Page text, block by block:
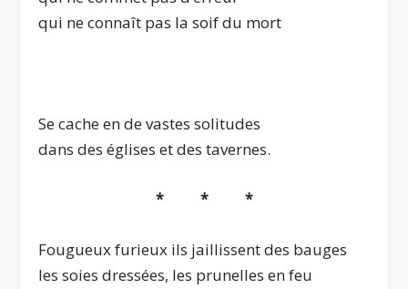
qui ne connaît pas la soif du mort
Se cache en de vastes solitudes
dans des églises et des tavernes.
* * *
Fougueux furieux ils jaillissent des bauges
les soies dressées, les prunelles en feu